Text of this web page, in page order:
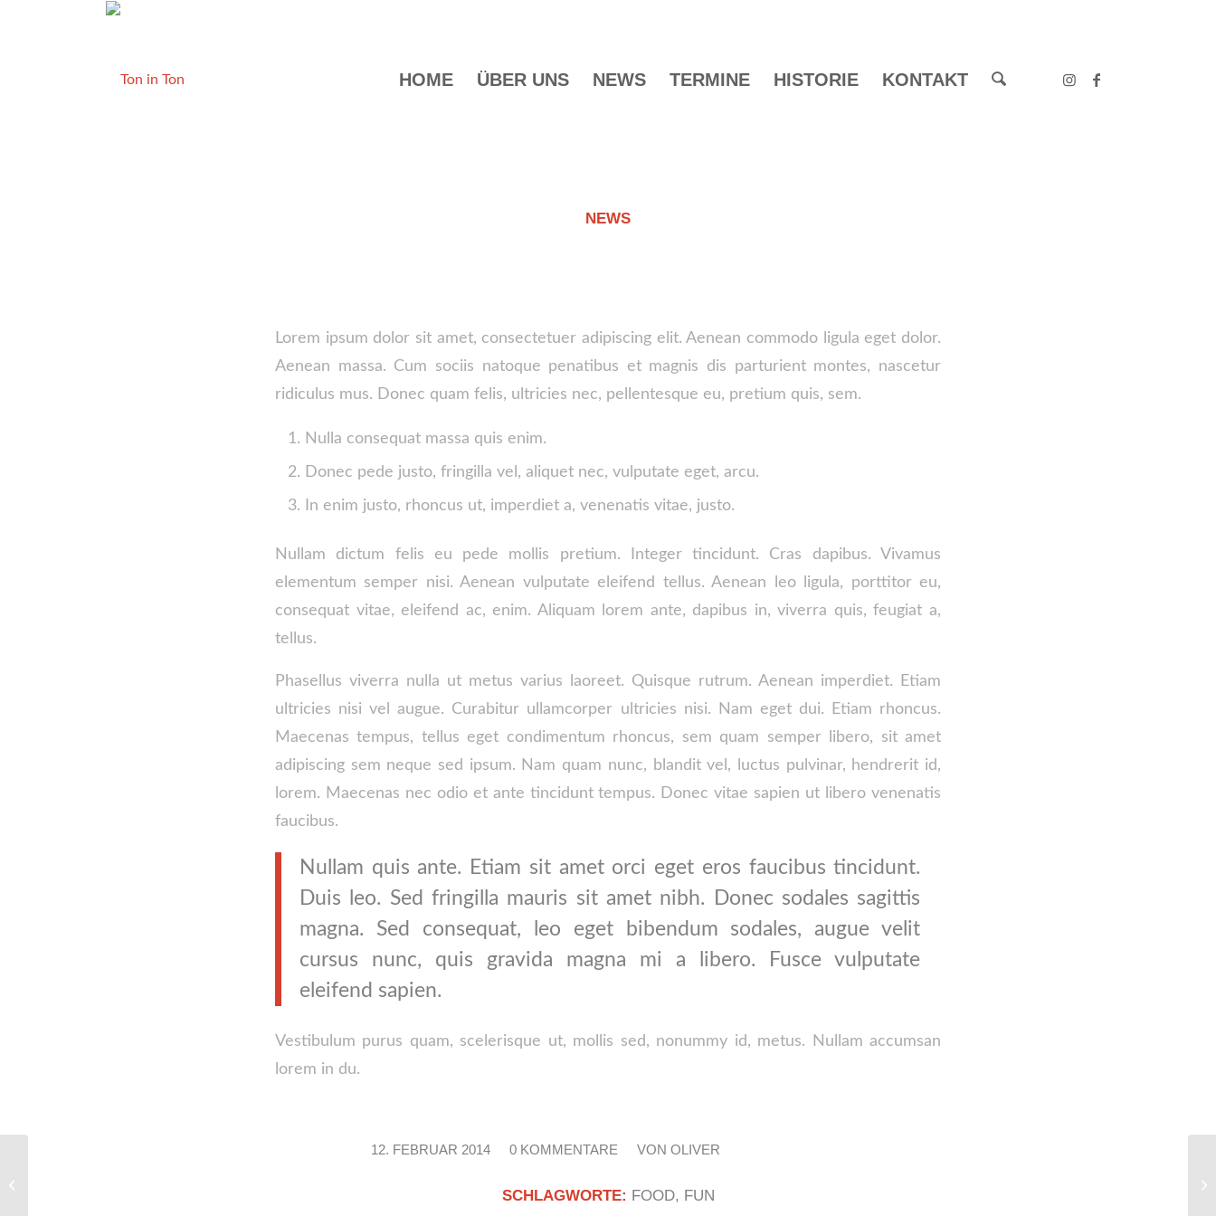
HOME ÜBER UNS NEWS TERMINE HISTORIE KONTAKT
NEWS
Lorem ipsum dolor sit amet, consectetuer adipiscing elit. Aenean commodo ligula eget dolor.
Aenean massa. Cum sociis natoque penatibus et magnis dis parturient montes, nascetur
ridiculus mus. Donec quam felis, ultricies nec, pellentesque eu, pretium quis, sem.
Nulla consequat massa quis enim.
Donec pede justo, fringilla vel, aliquet nec, vulputate eget, arcu.
In enim justo, rhoncus ut, imperdiet a, venenatis vitae, justo.
Nullam dictum felis eu pede mollis pretium. Integer tincidunt. Cras dapibus. Vivamus
elementum semper nisi. Aenean vulputate eleifend tellus. Aenean leo ligula, porttitor eu,
consequat vitae, eleifend ac, enim. Aliquam lorem ante, dapibus in, viverra quis, feugiat a,
tellus.
Phasellus viverra nulla ut metus varius laoreet. Quisque rutrum. Aenean imperdiet. Etiam
ultricies nisi vel augue. Curabitur ullamcorper ultricies nisi. Nam eget dui. Etiam rhoncus.
Maecenas tempus, tellus eget condimentum rhoncus, sem quam semper libero, sit amet
adipiscing sem neque sed ipsum. Nam quam nunc, blandit vel, luctus pulvinar, hendrerit id,
lorem. Maecenas nec odio et ante tincidunt tempus. Donec vitae sapien ut libero venenatis
faucibus.
Nullam quis ante. Etiam sit amet orci eget eros faucibus tincidunt.
Duis leo. Sed fringilla mauris sit amet nibh. Donec sodales sagittis
magna. Sed consequat, leo eget bibendum sodales, augue velit
cursus nunc, quis gravida magna mi a libero. Fusce vulputate
eleifend sapien.
Vestibulum purus quam, scelerisque ut, mollis sed, nonummy id, metus. Nullam accumsan
lorem in du.
12. FEBRUAR 2014
/ 0 KOMMENTARE
/ VONOLIVER
SCHLAGWORTE: FOOD, FUN